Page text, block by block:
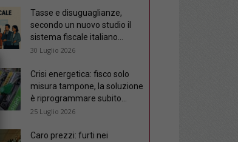
Tasse e disuguaglianze,
secondo un nuovo studio il
sistema fiscale italiano...
30 Luglio 2026
Crisi energetica: fisco solo
misura tampone, la soluzione
è riprogrammare subito...
25 Luglio 2026
Caro prezzi: furti nei